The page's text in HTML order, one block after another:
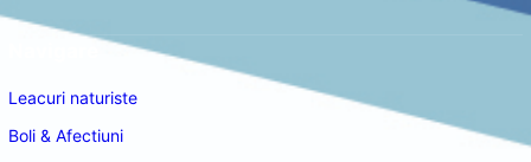
Leacuri naturiste
Boli & Afectiuni